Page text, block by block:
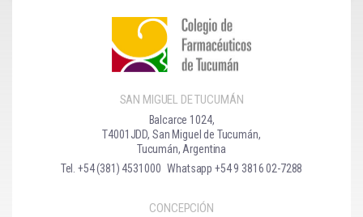
SAN MIGUEL DE TUCUMÁN
Balcarce 1024,
T4001JDD, San Miguel de Tucumán,
Tucumán, Argentina
Tel. +54 (381) 4531000 Whatsapp +54 9 3816 02-7288
CONCEPCIÓN